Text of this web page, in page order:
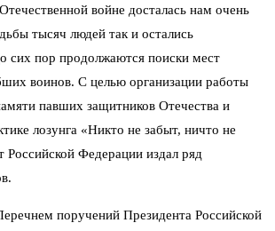
войне досталась нам очень
тысяч людей так и остались
сих пор продолжаются поиски мест
воинов. С целью организации работы
павших защитников Отечества и
лозунга «Никто не забыт, ничто не
Российской Федерации издал ряд
поручений Президента Российской